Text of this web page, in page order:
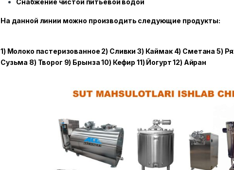
Снабжение чистой питьевой водой
На данной линии можно производить следующие продукты:
1) Молоко пастеризованное 2) Сливки 3) Каймак 4) Сметана 5)
Сузьма 8) Творог 9) Брынза 10) Кефир 11) Йогурт 12) Айран